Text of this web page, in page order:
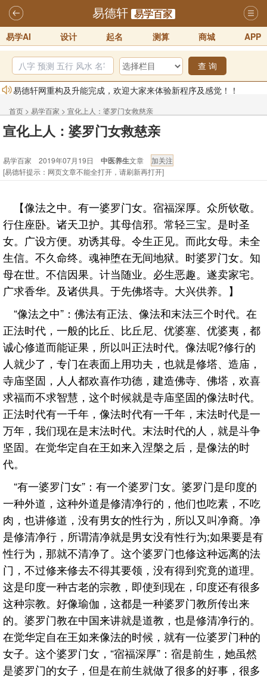
易德轩 易学百家
易学AI 设计 起名 测算 商城 APP
查 询
易德轩网重构及升能完成，欢迎大家来体验新程序及感觉！！
2026年化太岁锦囊属马、鼠、牛、龙、兔、狗、鸡生肖化太岁开始预
订！！
2025-10-01
2026丙午年铁笔居士精批年运说明
2025-10-12
易德轩首席风水大师铁笔居士简介！！
易德轩易学ai，ai批八字紫微命理相学，ai智能体客服系统开通，欢迎
体验！！
2025-07-01
首页 > 易学百家 > 宣化上人：婆罗门女救慈亲
宣化上人：婆罗门女救慈亲
易学百家 2019年07月19日 中医养生文章
[易德轩提示：网页文章不能全打开，请刷新再打开]
【像法之中。有一婆罗门女。宿福深厚。众所钦敬。
行住座卧。诸天卫护。其母信邪。常轻三宝。是时圣
女。广设方便。劝诱其母。令生正见。而此女母。未全
生信。不久命终。魂神堕在无间地狱。时婆罗门女。知
母在世。不信因果。计当随业。必生恶趣。遂卖家宅。
广求香华。及诸供具。于先佛塔寺。大兴供养。】
“像法之中”：佛法有正法、像法和末法三个时代。在
正法时代，一般的比丘、比丘尼、优婆塞、优婆夷，都
诚心修道而能证果，所以叫正法时代。像法呢?修行的
人就少了，专门在表面上用功夫，也就是修塔、造庙，
寺庙坚固，人人都欢喜作功德，建造佛寺、佛塔，欢喜
求福而不求智慧，这个时候就是寺庙坚固的像法时代。
正法时代有一千年，像法时代有一千年，末法时代是一
万年，我们现在是末法时代。末法时代的人，就是斗争
坚固。在觉华定自在王如来入涅槃之后，是像法的时
代。
“有一婆罗门女”：有一个婆罗门女。婆罗门是印度的
一种外道，这种外道是修清净行的，他们也吃素，不吃
肉，也讲修道，没有男女的性行为，所以又叫净裔。净
是修清净行，所谓清净就是男女没有性行为;如果要是有
性行为，那就不清净了。这个婆罗门也修这种远离的法
门，不过修来修去不得其要领，没有得到究竟的道理。
这是印度一种古老的宗教，即使到现在，印度还有很多
这种宗教。好像瑜伽，这都是一种婆罗门教所传出来
的。婆罗门教在中国来讲就是道教，也是修清净行的。
在觉华定自在王如来像法的时候，就有一位婆罗门种的
女子。这个婆罗门女，“宿福深厚”：宿是前生，她虽然
是婆罗门的女子，但是在前生就做了很多的好事，很多